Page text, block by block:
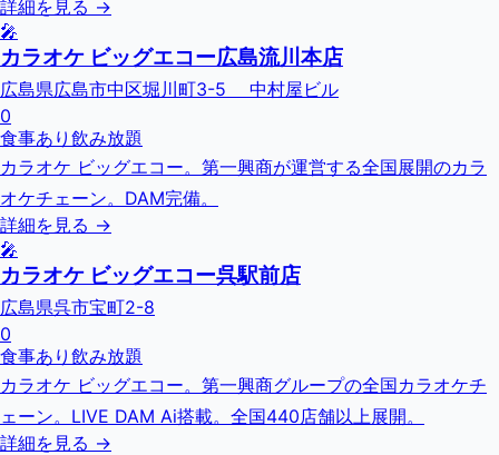
詳細を見る →
🎤
カラオケ ビッグエコー広島流川本店
広島県広島市中区堀川町3-5 中村屋ビル
0
食事あり 飲み放題
カラオケ ビッグエコー。第一興商が運営する全国展開のカラ
オケチェーン。DAM完備。
詳細を見る →
🎤
カラオケ ビッグエコー呉駅前店
広島県呉市宝町2-8
0
食事あり 飲み放題
カラオケ ビッグエコー。第一興商グループの全国カラオケチ
ェーン。LIVE DAM Ai搭載。全国440店舗以上展開。
詳細を見る →